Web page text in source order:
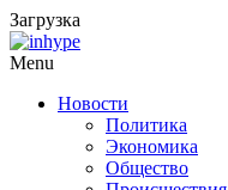
Загрузка
Menu
Новости
Политика
Экономика
Общество